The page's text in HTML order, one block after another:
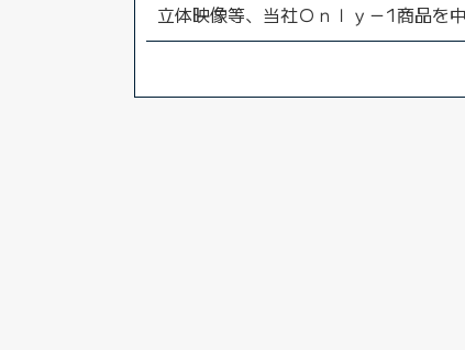
立体映像等、当社Ｏｎｌｙ－1商品を